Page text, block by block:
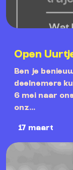
Open
Ben je
deelnemers
6 mei naar
onz...
17 maart